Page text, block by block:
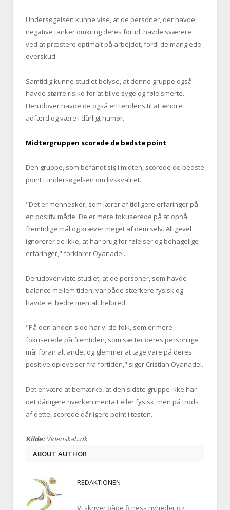
Undersøgelsen kunne vise, at de personer, der havde
negative tanker omkring deres fortid, havde sværere
ved at præstere optimalt på arbejdet, fordi de manglede
overskud.
Samtidig kunne studiet belyse, at denne gruppe også
havde større risiko for at blive syge og føle smerte.
Herudover havde de også en tendens til at ændre
adfærd og være i dårligt humør.
Midtergruppen scorede de bedste point
Den gruppe, som befandt sig i midten, scorede de bedste
point i undersøgelsen om livskvalitet.
"Det er mennesker, som lærer af tidligere erfaringer på
en positiv måde. De er mere fokuserede på at opnå
fremtidige mål og kræver meget af dem selv. Alligevel
ignorerer de ikke, at har brug for følelser og behagelige
erfaringer," forklarer Oyanadel.
Derudover viste studiet, at de personer, som havde
balance mellem tiden, var både stærkere fysisk og
havde et bedre mentalt helbred.
"På den anden side har vi de folk, som er mere
fokuserede på fremtiden, som sætter deres personlige
mål foran alt andet og glemmer at tage vare på deres
positive oplevelser fra fortiden," siger Cristían Oyanadel.
Det er værd at bemærke, at den sidste gruppe ikke har
det dårligere hverken mentalt eller fysisk, men på trods
af dette, scorede dårligere point i testen.
Kilde:Videnskab.dk
ABOUT AUTHOR
REDAKTIONEN
Vi skriver både fitness nyheder og